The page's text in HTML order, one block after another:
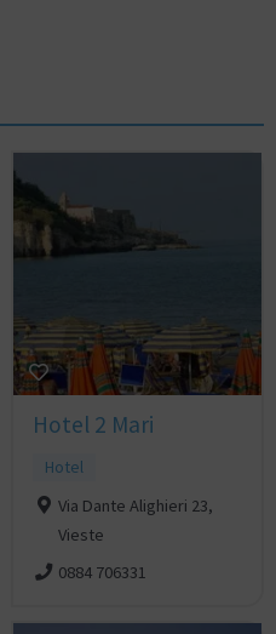
Hotel 2 Mari
Hotel
Via Dante Alighieri 23,
Vieste
0884 706331